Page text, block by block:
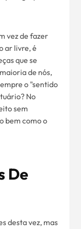
vez de fazer
ar livre, é
que se
de nós,
o "sentido
No
sem
bem como o
De
desta vez, mas